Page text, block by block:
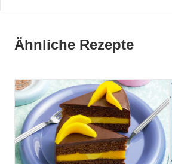
Ähnliche Rezepte